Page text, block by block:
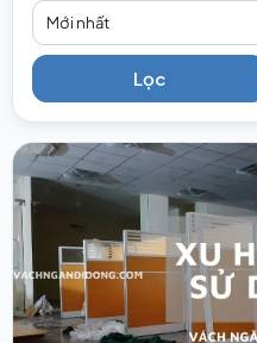
Sắp xếp
Lọc